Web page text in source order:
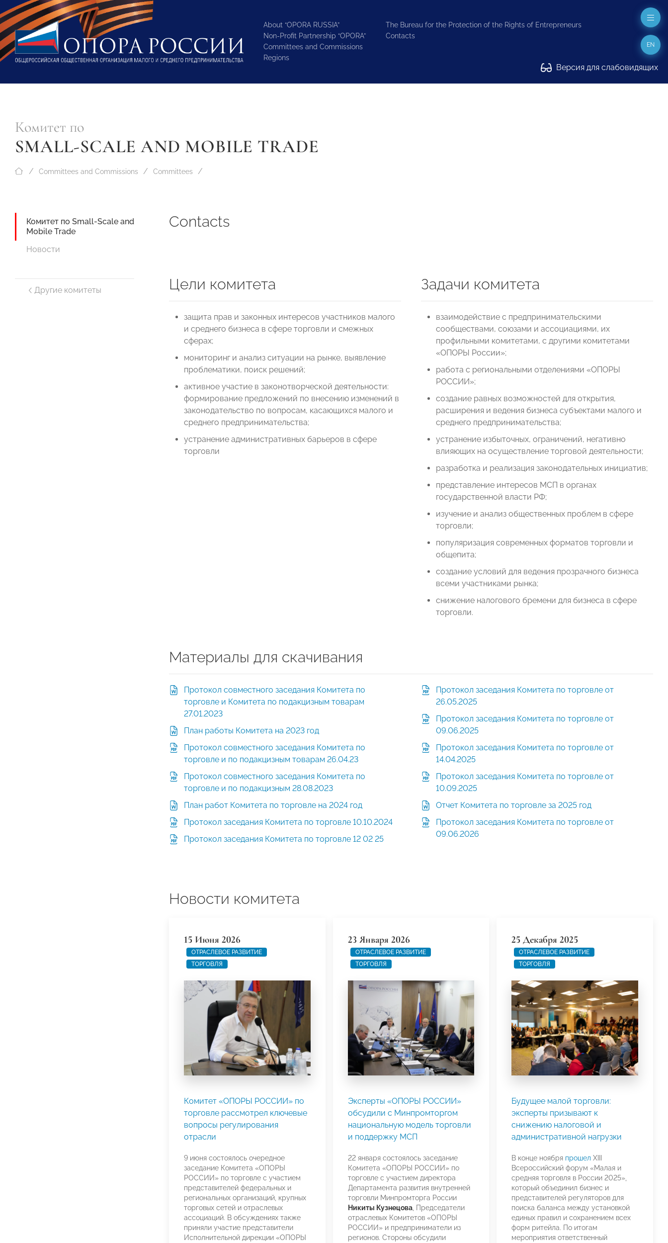
About “OPORA RUSSIA”
Non-Profit Partnership “OPORA”
Committees and Commissions
Regions
The Bureau for the Protection of the Rights of Entrepreneurs
Contacts
Версия для слабовидящих
EN
Комитет по
SMALL-SCALE AND MOBILE TRADE
Committees and Commissions Committees
Комитет по Small-Scale and
Mobile Trade
Новости
Другие комитеты
Contacts
Цели комитета
защита прав и законных интересов участников малого
и среднего бизнеса в сфере торговли и смежных
сферах;
мониторинг и анализ ситуации на рынке, выявление
проблематики, поиск решений;
активное участие в законотворческой деятельности:
формирование предложений по внесению изменений в
законодательство по вопросам, касающихся малого и
среднего предпринимательства;
устранение административных барьеров в сфере
торговли
Задачи комитета
взаимодействие с предпринимательскими
сообществами, союзами и ассоциациями, их
профильными комитетами, с другими комитетами
«ОПОРЫ России»;
работа с региональными отделениями «ОПОРЫ
РОССИИ»;
создание равных возможностей для открытия,
расширения и ведения бизнеса субъектами малого и
среднего предпринимательства;
устранение избыточных, ограничений, негативно
влияющих на осуществление торговой деятельности;
разработка и реализация законодательных инициатив;
представление интересов МСП в органах
государственной власти РФ;
изучение и анализ общественных проблем в сфере
торговли;
популяризация современных форматов торговли и
общепита;
создание условий для ведения прозрачного бизнеса
всеми участниками рынка;
снижение налогового бремени для бизнеса в сфере
торговли.
Материалы для скачивания
Протокол совместного заседания Комитета по
торговле и Комитета по подакцизным товарам
27.01.2023
План работы Комитета на 2023 год
Протокол совместного заседания Комитета по
торговле и по подакцизным товарам 26.04.23
Протокол совместного заседания Комитета по
торговле и по подакцизным 28.08.2023
План работ Комитета по торговле на 2024 год
Протокол заседания Комитета по торговле 10.10.2024
Протокол заседания Комитета по торговле 12 02 25
Протокол заседания Комитета по торговле от
26.05.2025
Протокол заседания Комитета по торговле от
09.06.2025
Протокол заседания Комитета по торговле от
14.04.2025
Протокол заседания Комитета по торговле от
10.09.2025
Отчет Комитета по торговле за 2025 год
Протокол заседания Комитета по торговле от
09.06.2026
Новости комитета
15 Июня 2026
ОТРАСЛЕВОЕ РАЗВИТИЕ
ТОРГОВЛЯ
Комитет «ОПОРЫ РОССИИ» по
торговле рассмотрел ключевые
вопросы регулирования
отрасли
9 июня состоялось очередное
заседание Комитета «ОПОРЫ
РОССИИ» по торговле с участием
представителей федеральных и
региональных организаций, крупных
торговых сетей и отраслевых
ассоциаций. В обсуждениях также
приняли участие представители
Исполнительной дирекции «ОПОРЫ
23 Января 2026
ОТРАСЛЕВОЕ РАЗВИТИЕ
ТОРГОВЛЯ
Эксперты «ОПОРЫ РОССИИ»
обсудили с Минпромторгом
национальную модель торговли
и поддержку МСП
22 января состоялось заседание
Комитета «ОПОРЫ РОССИИ» по
торговле с участием директора
Департамента развития внутренней
торговли Минпромторга России
Никиты Кузнецова, Председатели
отраслевых Комитетов «ОПОРЫ
РОССИИ» и предприниматели из
регионов. Стороны обсудили
25 Декабря 2025
ОТРАСЛЕВОЕ РАЗВИТИЕ
ТОРГОВЛЯ
Будущее малой торговли:
эксперты призывают к
снижению налоговой и
административной нагрузки
В конце ноября прошел XIII
Всероссийский форум «Малая и
средняя торговля в России 2025»,
который объединил бизнес и
представителей регуляторов для
поиска баланса между установкой
единых правил и сохранением всех
форм ритейла. По итогам
мероприятия ответственный